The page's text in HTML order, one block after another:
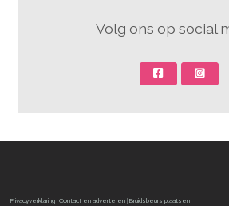
Volg ons op social
Privacyverklaring |Contact en adverteren |Bruidsbeurs plaatsen